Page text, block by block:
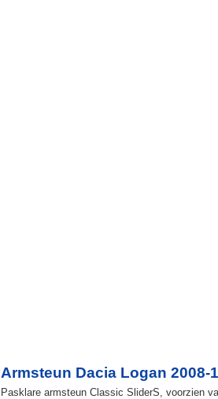
Armsteun Dacia Logan 2008-
Pasklare armsteun Classic SliderS, voorzien